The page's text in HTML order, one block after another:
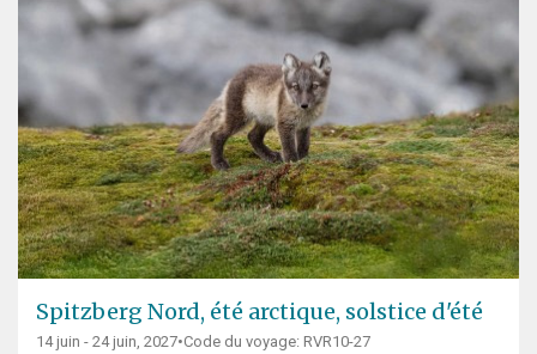
Spitzberg Nord, été arctique, solstice d'été
14 juin - 24 juin, 2027•Code du voyage: RVR10-27